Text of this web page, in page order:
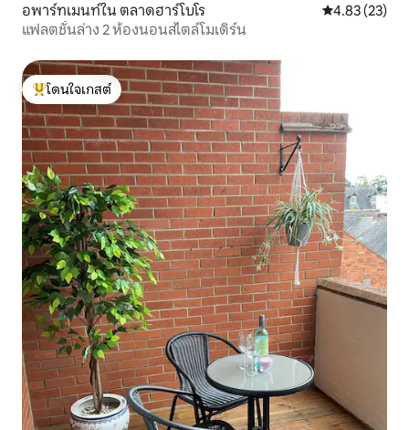
อพาร์ทเมนท์ใน ตลาดฮาร์โบโร คะแนนเฉลี่ย
4.83 (23)
แฟลตชั้นล่าง 2 ห้องนอนสไตล์โมเดิร์น
โดนใจเกสต์ที่สุด
โดนใจเกสต์